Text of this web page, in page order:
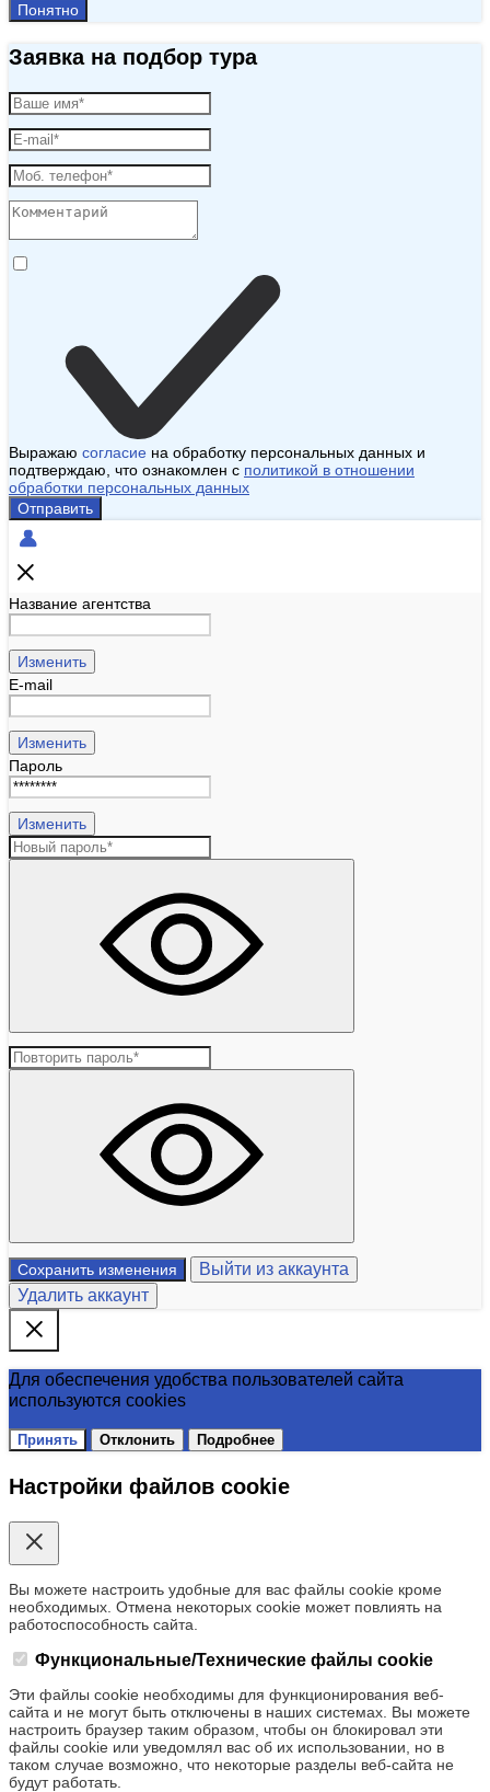
Понятно
Заявка на подбор тура
Выражаю согласие на обработку персональных данных и
подтверждаю, что ознакомлен с политикой в отношении
обработки персональных данных
Отправить
Название агентства
Изменить
E-mail
Изменить
Пароль
Изменить
Сохранить изменения
Выйти из аккаунта
Удалить аккаунт
Для обеспечения удобства пользователей сайта
используются cookies
Принять Отклонить Подробнее
Настройки файлов cookie
Вы можете настроить удобные для вас файлы cookie кроме
необходимых. Отмена некоторых cookie может повлиять на
работоспособность сайта.
Функциональные/Технические файлы cookie
Эти файлы cookie необходимы для функционирования веб-
сайта и не могут быть отключены в наших системах. Вы можете
настроить браузер таким образом, чтобы он блокировал эти
файлы cookie или уведомлял вас об их использовании, но в
таком случае возможно, что некоторые разделы веб-сайта не
будут работать.